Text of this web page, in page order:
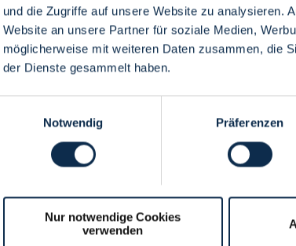
und die Zugriffe auf unsere Website zu analysieren.
Website an unsere Partner für soziale Medien,
möglicherweise mit weiteren Daten zusammen, die
der Dienste gesammelt haben.
Notwendig
Präferenzen
Nur notwendige Cookies
verwenden